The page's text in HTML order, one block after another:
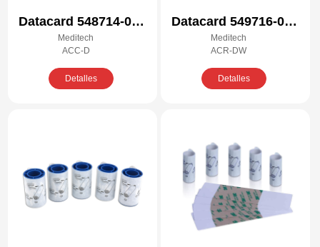
Datacard 548714-001
Kit de limpieza
Meditech
ACC-D
Detalles
Datacard 549716-001
Kit de limpieza
Meditech
ACR-DW
Detalles